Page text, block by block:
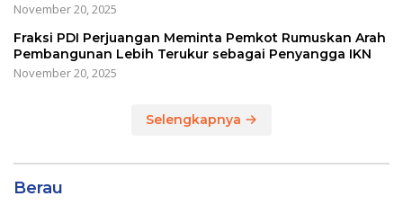
November 20, 2025
Fraksi PDI Perjuangan Meminta Pemkot Rumuskan Arah
Pembangunan Lebih Terukur sebagai Penyangga IKN
November 20, 2025
Selengkapnya
Berau